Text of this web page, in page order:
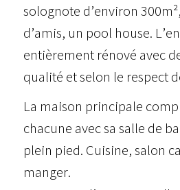
solognote d’environ
d’amis, un pool house.
entièrement rénové avec
qualité et selon le respect
La maison principale
chacune avec sa salle de
plein pied. Cuisine, salon
manger.